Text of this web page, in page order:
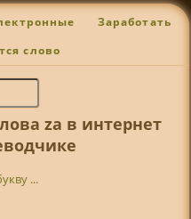
Заработать
слово
za в интернет
...